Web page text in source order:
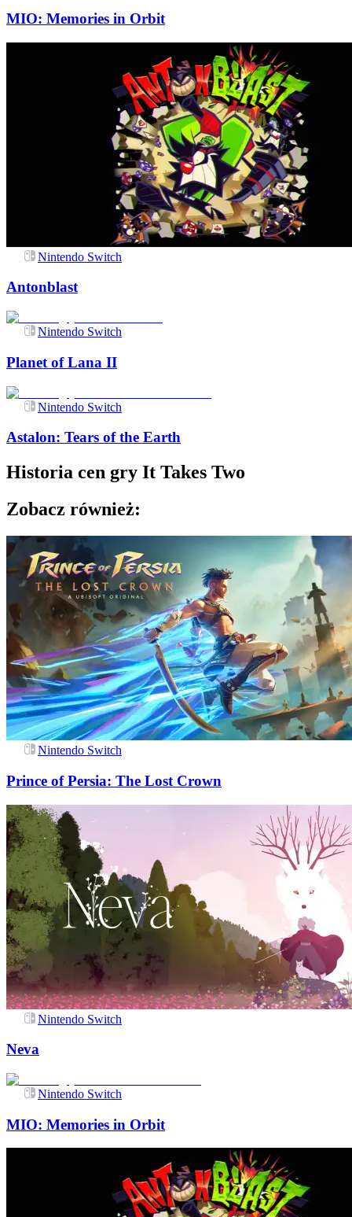
MIO: Memories in Orbit
Nintendo Switch
Antonblast
Nintendo Switch
Planet of Lana II
Nintendo Switch
Astalon: Tears of the Earth
Historia cen gry It Takes Two
Zobacz również:
Nintendo Switch
Prince of Persia: The Lost Crown
Nintendo Switch
Neva
Nintendo Switch
MIO: Memories in Orbit